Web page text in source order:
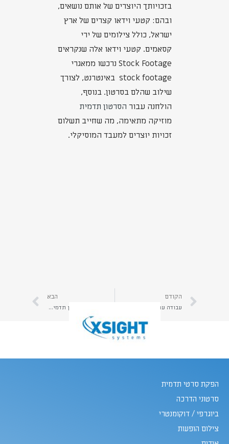
בזכויותך היוצרים של אותם נושאים,
ובהם: קטעי וידאו קצרים של ארץ
ישראל, כולל צילומים של ירי
קסאמים. קטעי וידאו אלה שנקראים
Stock Footage נרכשו ממאגרי
stock footage באינטרנט, לצורך
שילוב שהלם בסרטון. בנוסף,
הולחנה עבור הסרטון תדמית
מוזיקה מתאימה, מה שחייב תשלום
זכויות יוצרים למעבד המוסיקלי.
הקודם הבא
מתכנן להפיק סרטון תדמית לעסק? לא יותר מ- 90 שניות! | יהב הפקות
הפקת סרטי תדמית
סרטוני הדרכה
ביוגרפי / דוקומנטרי
צילום הופעות